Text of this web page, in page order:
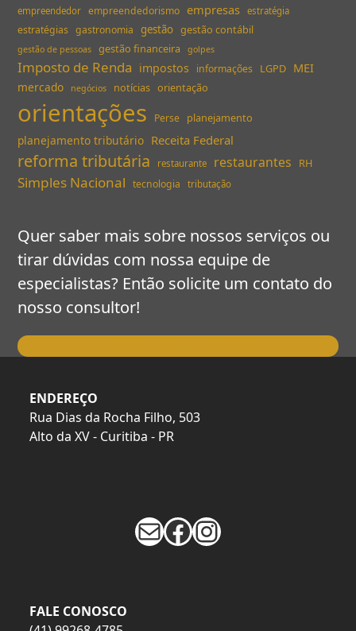
empreendedor empreendedorismo empresas estratégia
estratégias gastronomia gestão gestão contábil
gestão de pessoas gestão financeira golpes
Imposto de Renda impostos informações LGPD MEI
mercado negócios notícias orientação
orientações Perse planejamento
planejamento tributário Receita Federal
reforma tributária restaurante restaurantes RH
Simples Nacional tecnologia tributação
Quer saber mais sobre nossos serviços ou
tirar dúvidas com nossa equipe de
especialistas? Então solicite um contato do
nosso consultor!
ENDEREÇO
Rua Dias da Rocha Filho, 503
Alto da XV - Curitiba - PR
E-mail Facebook Instagram
FALE CONOSCO